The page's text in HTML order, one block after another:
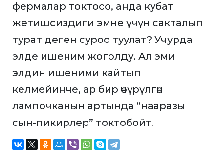
фермалар токтосо, анда кубат
жетишсиздиги эмне үчүн сакталып
турат деген суроо туулат? Учурда
элде ишеним жоголду. Ал эми
элдин ишеними кайтып
келмейинче, ар бир өчүрүлгөн
лампочканын артында “нааразы
сын-пикирлер” токтобойт.